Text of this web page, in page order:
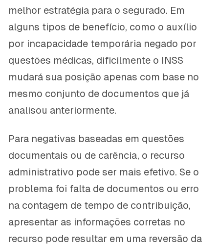
melhor estratégia para o segurado. Em
alguns tipos de benefício, como o auxílio
por incapacidade temporária negado por
questões médicas, dificilmente o INSS
mudará sua posição apenas com base no
mesmo conjunto de documentos que já
analisou anteriormente.
Para negativas baseadas em questões
documentais ou de carência, o recurso
administrativo pode ser mais efetivo. Se o
problema foi falta de documentos ou erro
na contagem de tempo de contribuição,
apresentar as informações corretas no
recurso pode resultar em uma reversão da